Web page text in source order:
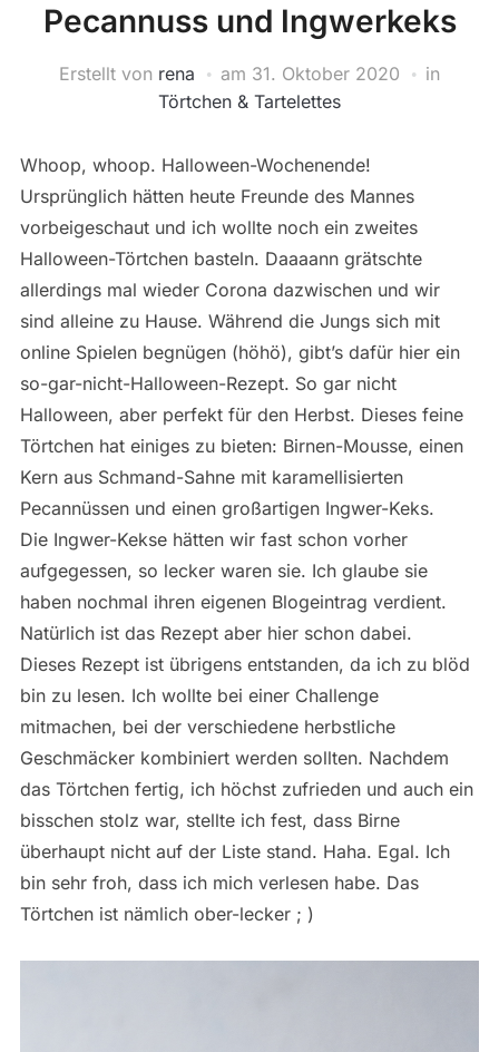
Pecannuss und Ingwerkeks
Erstellt von rena am 31. Oktober 2020
in
Törtchen & Tartelettes
Whoop, whoop. Halloween-Wochenende!
Ursprünglich hätten heute Freunde des Mannes
vorbeigeschaut und ich wollte noch ein zweites
Halloween-Törtchen basteln. Daaaann grätschte
allerdings mal wieder Corona dazwischen und wir
sind alleine zu Hause. Während die Jungs sich mit
online Spielen begnügen (höhö), gibt’s dafür hier ein
so-gar-nicht-Halloween-Rezept. So gar nicht
Halloween, aber perfekt für den Herbst. Dieses feine
Törtchen hat einiges zu bieten: Birnen-Mousse, einen
Kern aus Schmand-Sahne mit karamellisierten
Pecannüssen und einen großartigen Ingwer-Keks.
Die Ingwer-Kekse hätten wir fast schon vorher
aufgegessen, so lecker waren sie. Ich glaube sie
haben nochmal ihren eigenen Blogeintrag verdient.
Natürlich ist das Rezept aber hier schon dabei.
Dieses Rezept ist übrigens entstanden, da ich zu blöd
bin zu lesen. Ich wollte bei einer Challenge
mitmachen, bei der verschiedene herbstliche
Geschmäcker kombiniert werden sollten. Nachdem
das Törtchen fertig, ich höchst zufrieden und auch ein
bisschen stolz war, stellte ich fest, dass Birne
überhaupt nicht auf der Liste stand. Haha. Egal. Ich
bin sehr froh, dass ich mich verlesen habe. Das
Törtchen ist nämlich ober-lecker ; )